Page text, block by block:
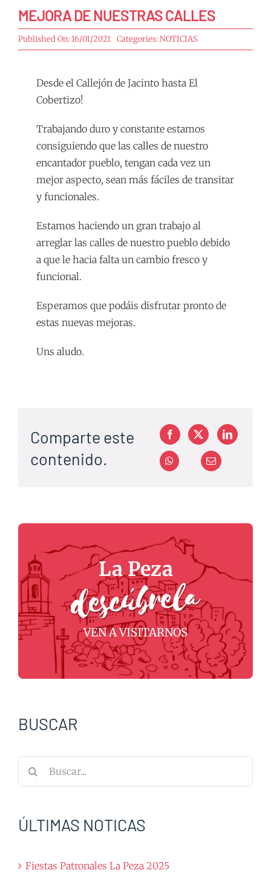
MEJORA DE NUESTRAS CALLES
Published On: 16/01/2021 Categories:NOTICIAS
Desde el Callejón de Jacinto hasta El
Cobertizo!
Trabajando duro y constante estamos
consiguiendo que las calles de nuestro
encantador pueblo, tengan cada vez un
mejor aspecto, sean más fáciles de transitar
y funcionales.
Estamos haciendo un gran trabajo al
arreglar las calles de nuestro pueblo debido
a que le hacia falta un cambio fresco y
funcional.
Esperamos que podáis disfrutar pronto de
estas nuevas mejoras.
Uns aludo.
Comparte este
contenido.
La Peza
VEN A VISITARNOS
BUSCAR
ÚLTIMAS NOTICAS
Fiestas Patronales La Peza 2025